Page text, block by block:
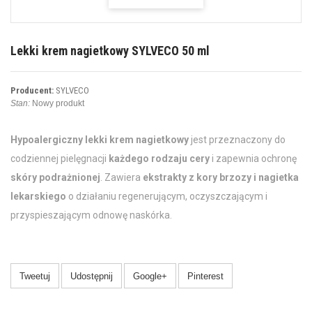
Lekki krem nagietkowy SYLVECO 50 ml
Producent: SYLVECO
Stan: Nowy produkt
Hypoalergiczny lekki krem nagietkowy jest przeznaczony do
codziennej pielęgnacji każdego rodzaju cery i zapewnia ochronę
skóry podrażnionej. Zawiera ekstrakty z kory brzozy i nagietka
lekarskiego o działaniu regenerującym, oczyszczającym i
przyspieszającym odnowę naskórka.
Tweetuj Udostępnij Google+ Pinterest